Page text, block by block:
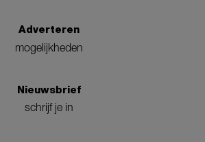
Adverteren
mogelijkheden
Nieuwsbrief
schrijf je in